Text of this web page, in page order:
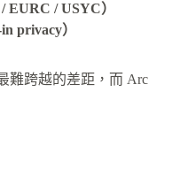
EURC / USYC）
privacy）
難跨越的差距，而 Arc